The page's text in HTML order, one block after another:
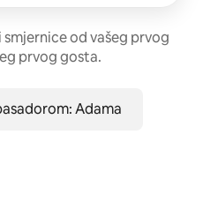
od vašeg prvog
prvog gosta.
Adama